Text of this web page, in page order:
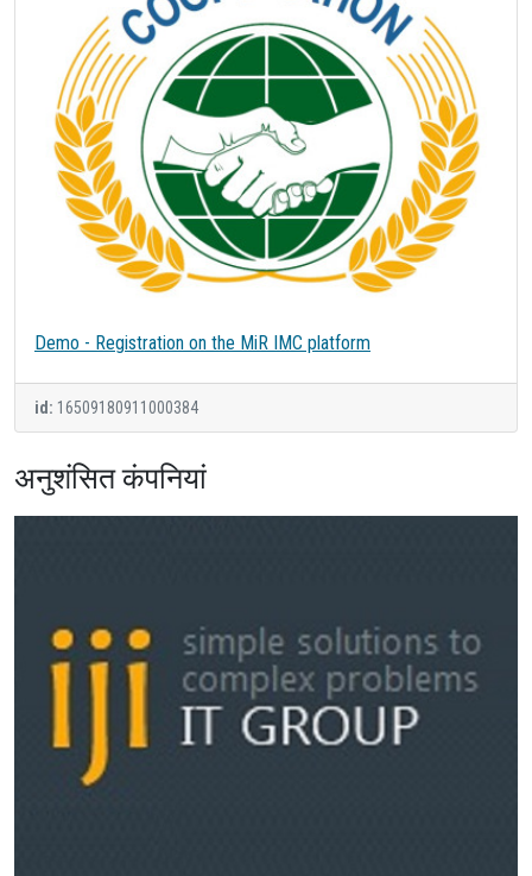
Demo - Registration on the MiR IMC platform
id: 16509180911000384
अनुशंसित कंपनियां